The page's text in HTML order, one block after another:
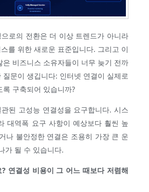
로의 전환은 더 이상 트렌드가 아니라
를 위한 새로운 표준입니다. 그리고 이
은 비즈니스 소유자들이 너무 늦기 전까
질문이 생깁니다: 인터넷 연결이 실제로
구축되어 있습니까?
된 고성능 연결성을 요구합니다. 시스
대역폭 요구 사항이 예상보다 훨씬 높
나 불안정한 연결은 조용히 가장 큰 운
가 될 수 있습니다.
? 연결성 비용이 그 어느 때보다 저렴해